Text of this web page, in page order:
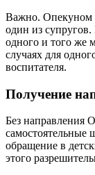
Важно. Опекуном
один из
одного и того же
случаях для
воспитателя.
Получение
Без направления
самостоятельные
обращение в
этого